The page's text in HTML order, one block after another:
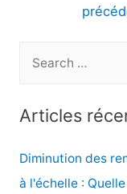
l’article
e
r
Articles
Diminution des
à l'échelle :